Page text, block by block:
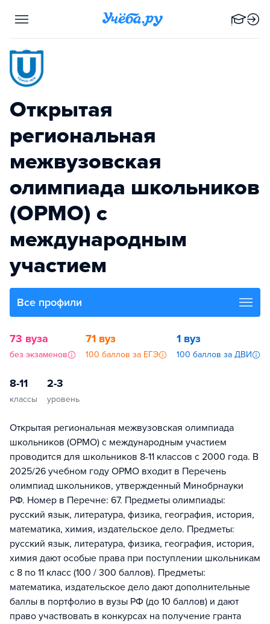
Открытая
региональная
межвузовская
олимпиада школьников
(ОРМО) с
международным
участием
Все профили
73 вуза
без экзаменов
71 вуз
100 баллов за ЕГЭ
1 вуз
100 баллов за ДВИ
8-11
классы
2-3
уровень
Открытая региональная межвузовская олимпиада
школьников (ОРМО) с международным участием
проводится для школьников 8-11 классов с 2000 года. В
2025/26 учебном году ОРМО входит в Перечень
олимпиад школьников, утвержденный Минобрнауки
РФ. Номер в Перечне: 67. Предметы олимпиады:
русский язык, литература, физика, география, история,
математика, химия, издательское дело. Предметы:
русский язык, литература, физика, география, история,
химия дают особые права при поступлении школьникам
с 8 по 11 класс (100 / 300 баллов). Предметы:
математика, издательское дело дают дополнительные
баллы в портфолио в вузы РФ (до 10 баллов) и дают
право участвовать в конкурсах на получение гранта